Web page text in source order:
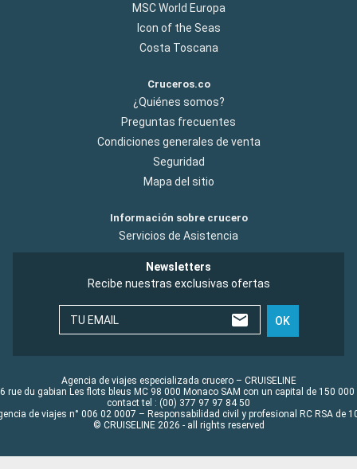
MSC World Europa
Icon of the Seas
Costa Toscana
Cruceros.co
¿Quiénes somos?
Preguntas frecuentes
Condiciones generales de venta
Seguridad
Mapa del sitio
Información sobre crucero
Servicios de Asistencia
Newsletters
Recibe nuestras exclusivas ofertas
TU EMAIL OK
Agencia de viajes especializada crucero – CRUISELINE
rue du gabian Les flots bleus MC 98 000 Monaco SAM con un capital de 150 000
contact tel : (00) 377 97 97 84 50
de viajes n° 006 02 0007 – Responsabilidad civil y profesional RC RSA de
© CRUISELINE 2026 - all rights reserved